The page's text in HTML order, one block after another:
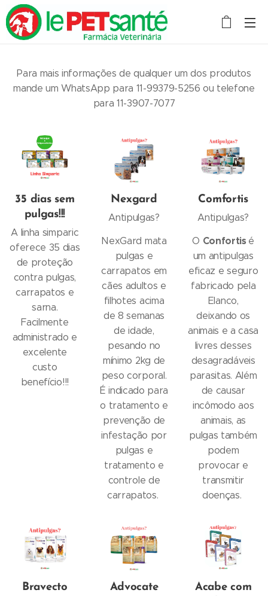
Para mais informações de qualquer um dos produtos
mande um WhatsApp para 11-99379-5256 ou telefone
para 11-3907-7077
35 dias sem
pulgas!!!
A linha simparic
oferece 35 dias
de proteção
contra pulgas,
carrapatos e
sarna.
Facilmente
administrado e
excelente
custo
benefício!!!
Nexgard
Antipulgas?
NexGard mata
pulgas e
carrapatos em
cães adultos e
filhotes acima
de 8 semanas
de idade,
pesando no
mínimo 2kg de
peso corporal.
É indicado para
o tratamento e
prevenção de
infestação por
pulgas e
tratamento e
controle de
carrapatos.
Comfortis
Antipulgas?
O Confortis é
um antipulgas
eficaz e seguro
fabricado pela
Elanco,
deixando os
animais e a casa
livres desses
desagradáveis
parasitas. Além
de causar
incômodo aos
animais, as
pulgas também
podem
provocar e
transmitir
doenças.
Bravecto
Advocate
Acabe com